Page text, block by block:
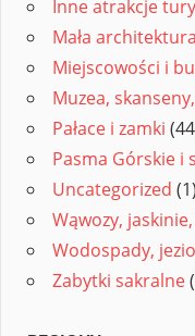
Inne atrakcje
Mała architektura
Miejscowości i
Muzea,
Pałace i zamki
Pasma Górskie i
Uncategorized (1)
Wąwozy,
Wodospady,
Zabytki sakralne